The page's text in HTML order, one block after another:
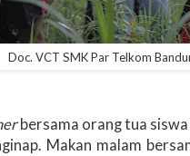
Doc. VCT SMK Par Telkom
bersama orang tua
Makan malam